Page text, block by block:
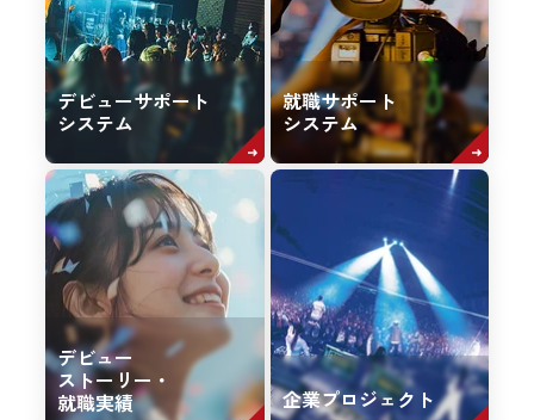
デビューサポート
システム
就職サポート
システム
デビュー
ストーリー・
就職実績 企業プロジェクト